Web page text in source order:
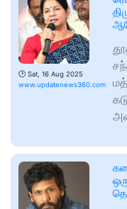
🕑 Sat, 16 Aug 2025
www.updatenews360.com